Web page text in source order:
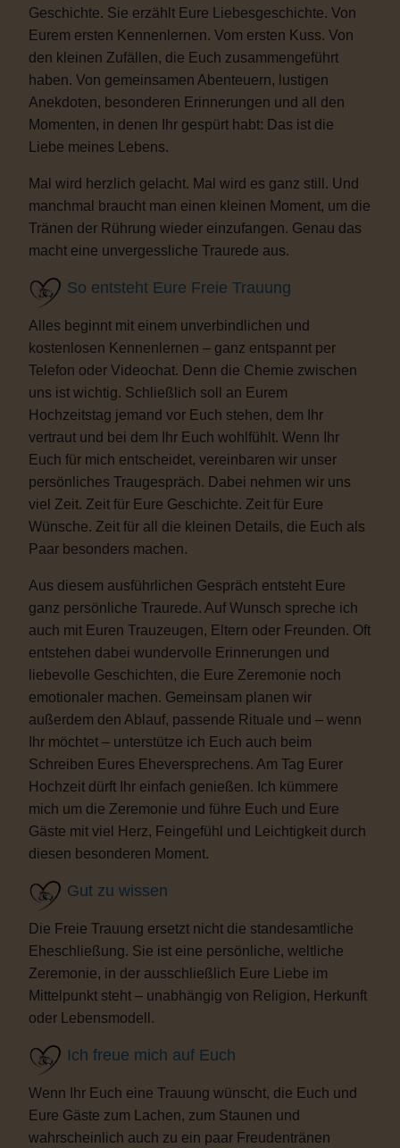
Geschichte. Sie erzählt Eure Liebesgeschichte. Von
Eurem ersten Kennenlernen. Vom ersten Kuss. Von
den kleinen Zufällen, die Euch zusammengeführt
haben. Von gemeinsamen Abenteuern, lustigen
Anekdoten, besonderen Erinnerungen und all den
Momenten, in denen Ihr gespürt habt: Das ist die
Liebe meines Lebens.
Mal wird herzlich gelacht. Mal wird es ganz still. Und
manchmal braucht man einen kleinen Moment, um die
Tränen der Rührung wieder einzufangen. Genau das
macht eine unvergessliche Traurede aus.
So entsteht Eure Freie Trauung
Alles beginnt mit einem unverbindlichen und
kostenlosen Kennenlernen – ganz entspannt per
Telefon oder Videochat. Denn die Chemie zwischen
uns ist wichtig. Schließlich soll an Eurem
Hochzeitstag jemand vor Euch stehen, dem Ihr
vertraut und bei dem Ihr Euch wohlfühlt. Wenn Ihr
Euch für mich entscheidet, vereinbaren wir unser
persönliches Traugespräch. Dabei nehmen wir uns
viel Zeit. Zeit für Eure Geschichte. Zeit für Eure
Wünsche. Zeit für all die kleinen Details, die Euch als
Paar besonders machen.
Aus diesem ausführlichen Gespräch entsteht Eure
ganz persönliche Traurede. Auf Wunsch spreche ich
auch mit Euren Trauzeugen, Eltern oder Freunden. Oft
entstehen dabei wundervolle Erinnerungen und
liebevolle Geschichten, die Eure Zeremonie noch
emotionaler machen. Gemeinsam planen wir
außerdem den Ablauf, passende Rituale und – wenn
Ihr möchtet – unterstütze ich Euch auch beim
Schreiben Eures Eheversprechens. Am Tag Eurer
Hochzeit dürft Ihr einfach genießen. Ich kümmere
mich um die Zeremonie und führe Euch und Eure
Gäste mit viel Herz, Feingefühl und Leichtigkeit durch
diesen besonderen Moment.
Gut zu wissen
Die Freie Trauung ersetzt nicht die standesamtliche
Eheschließung. Sie ist eine persönliche, weltliche
Zeremonie, in der ausschließlich Eure Liebe im
Mittelpunkt steht – unabhängig von Religion, Herkunft
oder Lebensmodell.
Ich freue mich auf Euch
Wenn Ihr Euch eine Trauung wünscht, die Euch und
Eure Gäste zum Lachen, zum Staunen und
wahrscheinlich auch zu ein paar Freudentränen